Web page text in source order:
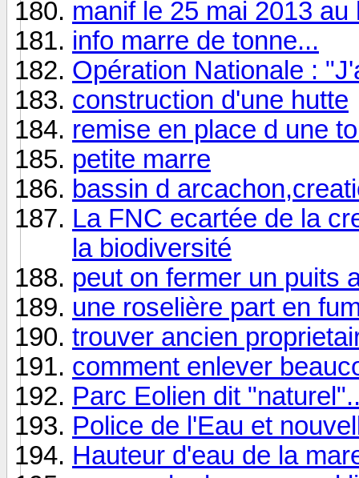
manif le 25 mai 2013 au
info marre de tonne...
Opération Nationale :
construction d'une hutte
remise en place d une
petite marre
bassin d
La FNC ecartée de la
la biodiversité
peut on fermer un puits
une roselière part en
trouver ancien
comment enlever
Parc Eolien dit
Police de l'Eau et
Hauteur d'eau de la